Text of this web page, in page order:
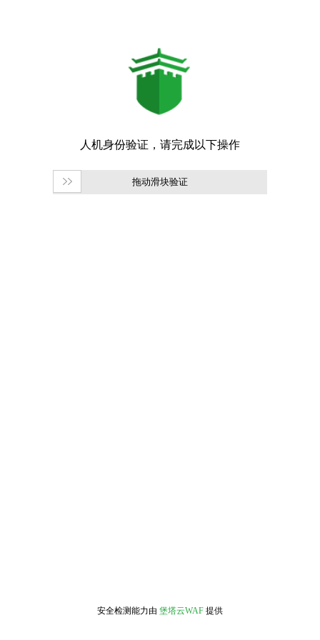
拖动滑块验证
安全检测能力由 堡塔云WAF 提供